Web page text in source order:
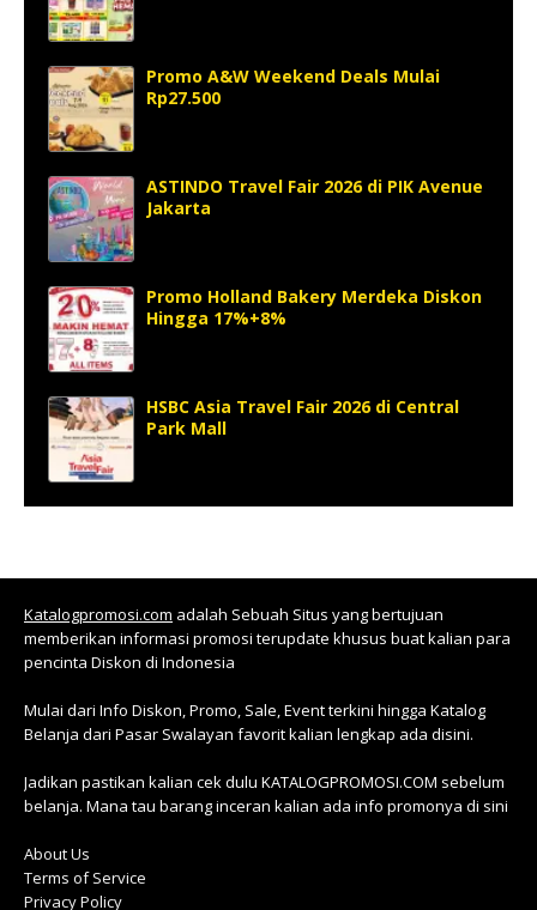
Promo A&W Weekend Deals Mulai
Rp27.500
ASTINDO Travel Fair 2026 di PIK Avenue
Jakarta
Promo Holland Bakery Merdeka Diskon
Hingga 17%+8%
HSBC Asia Travel Fair 2026 di Central
Park Mall
Katalogpromosi.com adalah Sebuah Situs yang bertujuan
memberikan informasi promosi terupdate khusus buat kalian para
pencinta Diskon di Indonesia
Mulai dari Info Diskon, Promo, Sale, Event terkini hingga Katalog
Belanja dari Pasar Swalayan favorit kalian lengkap ada disini.
Jadikan pastikan kalian cek dulu KATALOGPROMOSI.COM sebelum
belanja. Mana tau barang inceran kalian ada info promonya di sini
About Us
Terms of Service
Privacy Policy